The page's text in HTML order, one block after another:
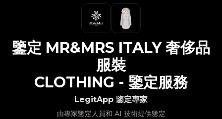
LegitApp 鑒定專家
由專家鑒定人員和 AI 技術提供鑒定
鑒定 MR&MRS ITALY 奢侈品
服裝
CLOTHING - 鑒定服務